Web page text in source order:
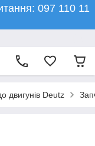
097 110 11
двигунів Deutz